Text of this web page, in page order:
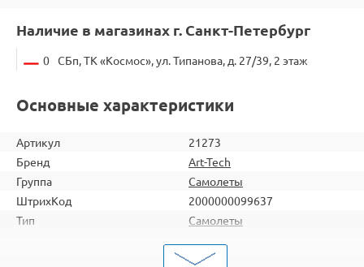
Наличие в магазинах г. Санкт-Петербург
0 СБп, ТК «Космос», ул. Типанова, д. 27/39, 2 этаж
Основные характеристики
Артикул
21273
Бренд
Art-Tech
Группа
Самолеты
ШтрихКод
2000000099637
Тип
Самолеты
Бесколлекторные